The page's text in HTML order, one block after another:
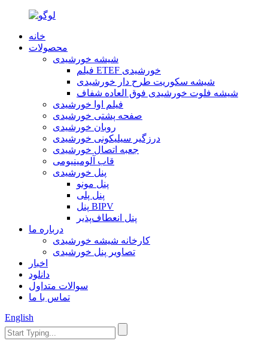
خانه
محصولات
شیشه خورشیدی
فیلم ETEF خورشیدی
شیشه سکوریت طرح دار خورشیدی
شیشه فلوت خورشیدی فوق العاده شفاف
فیلم اوا خورشیدی
صفحه پشتی خورشیدی
روبان خورشیدی
درزگیر سیلیکونی خورشیدی
جعبه اتصال خورشیدی
قاب آلومینیومی
پنل خورشیدی
پنل مونو
پنل پلی
پنل BIPV
پنل انعطاف‌پذیر
درباره ما
کارخانه شیشه خورشیدی
تصاویر پنل خورشیدی
اخبار
دانلود
سوالات متداول
تماس با ما
English